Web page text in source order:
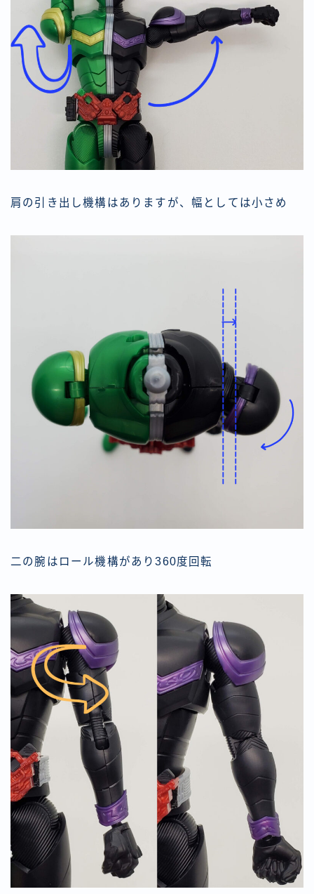
肩の引き出し機構はありますが、幅としては小さめ
二の腕はロール機構があり360度回転